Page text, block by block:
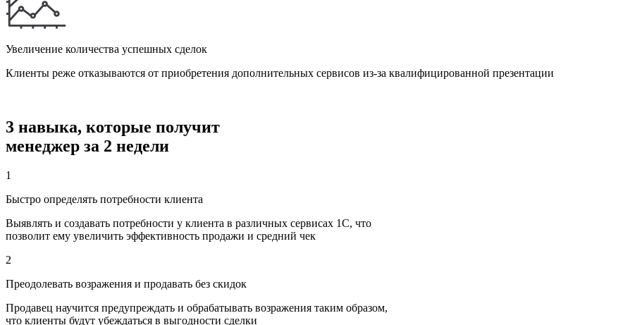
Увеличение количества успешных сделок
Клиенты реже отказываются от приобретения дополнительных сервисов из-за квалифицированной презентации
3 навыка, которые получит
менеджер за 2 недели
1
Быстро определять потребности клиента
Выявлять и создавать потребности у клиента в различных сервисах 1С, что
позволит ему увеличить эффективность продажи и средний чек
2
Преодолевать возражения и продавать без скидок
Продавец научится предупреждать и обрабатывать возражения таким образом,
что клиенты будут убеждаться в выгодности сделки